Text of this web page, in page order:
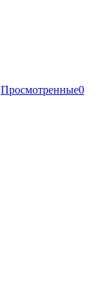
Просмотренные0